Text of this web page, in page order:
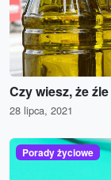
Czy wiesz, że
28 lipca, 2021
Porady życiowe